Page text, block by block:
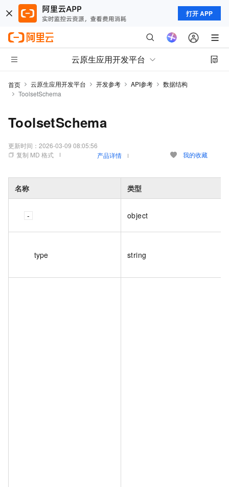
打开 APP
云原生应用开发平台
首页 云原生应用开发平台 开发参考 API参考
数据结构
ToolsetSchema
ToolsetSchema
更新时间： 2026-03-09 08:05:56
复制 MD 格式
产品详情 我的收藏
名称 类型
object
type string